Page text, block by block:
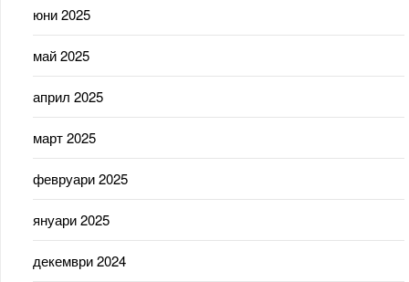
юни 2025
май 2025
април 2025
март 2025
февруари 2025
януари 2025
декември 2024